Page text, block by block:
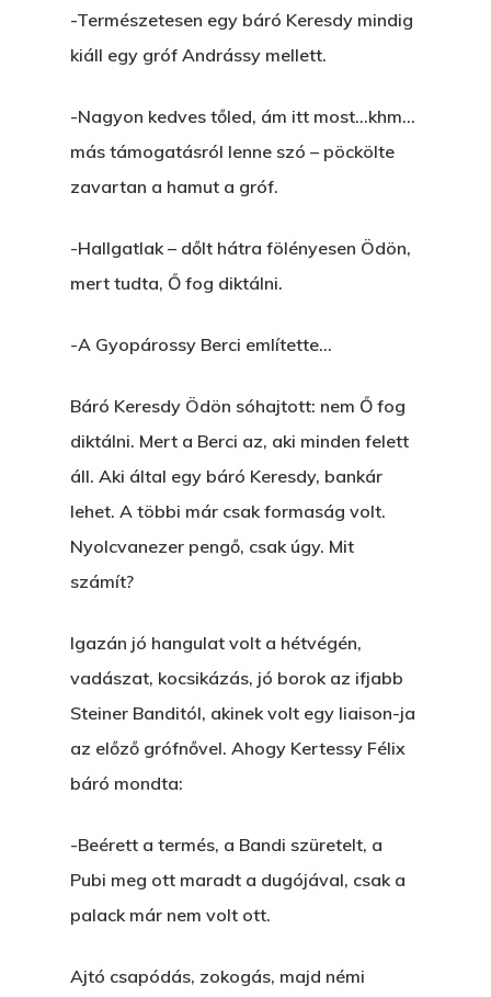
-Természetesen egy báró Keresdy mindig
kiáll egy gróf Andrássy mellett.
-Nagyon kedves tőled, ám itt most…khm…
más támogatásról lenne szó – pöckölte
zavartan a hamut a gróf.
-Hallgatlak – dőlt hátra fölényesen Ödön,
mert tudta, Ő fog diktálni.
-A Gyopárossy Berci említette…
Báró Keresdy Ödön sóhajtott: nem Ő fog
diktálni. Mert a Berci az, aki minden felett
áll. Aki által egy báró Keresdy, bankár
lehet. A többi már csak formaság volt.
Nyolcvanezer pengő, csak úgy. Mit
számít?
Igazán jó hangulat volt a hétvégén,
vadászat, kocsikázás, jó borok az ifjabb
Steiner Banditól, akinek volt egy liaison-ja
az előző grófnővel. Ahogy Kertessy Félix
báró mondta:
-Beérett a termés, a Bandi szüretelt, a
Pubi meg ott maradt a dugójával, csak a
palack már nem volt ott.
Ajtó csapódás, zokogás, majd némi